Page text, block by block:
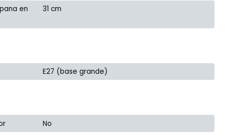
en
31 cm
E27 (base grande)
No